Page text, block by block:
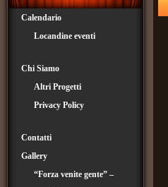
Calendario
Locandine eventi
Chi Siamo
Altri Progetti
Privacy Policy
Contatti
Gallery
“Forza venite gente” –